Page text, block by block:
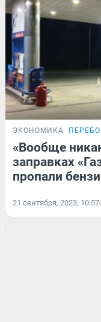
ЭКОНОМИКА
«Вообще
заправках
пропали
21 сентября, 2023, 10:57